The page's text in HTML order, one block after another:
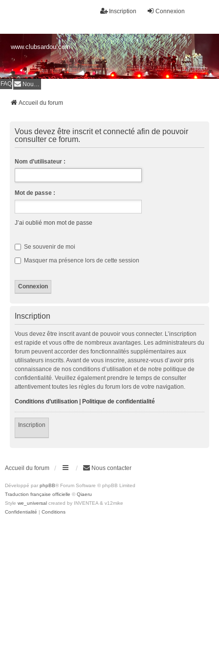
Connexion
Inscription
www.clubsardou.com
FAQ Nous contacter
Accueil du forum
Vous devez être inscrit et connecté afin de pouvoir
consulter ce forum.
Nom d’utilisateur :
Mot de passe :
J’ai oublié mon mot de passe
Se souvenir de moi
Masquer ma présence lors de cette session
Inscription
Vous devez être inscrit avant de pouvoir vous connecter. L’inscription
est rapide et vous offre de nombreux avantages. Les administrateurs du
forum peuvent accorder des fonctionnalités supplémentaires aux
utilisateurs inscrits. Avant de vous inscrire, assurez-vous d’avoir pris
connaissance de nos conditions d’utilisation et de notre politique de
confidentialité. Veuillez également prendre le temps de consulter
attentivement toutes les règles du forum lors de votre navigation.
Conditions d’utilisation | Politique de confidentialité
Inscription
Accueil du forum Nous contacter
Développé par phpBB® Forum Software © phpBB Limited
Traduction française officielle © Qiaeru
Style we_universal created by INVENTEA & v12mike
Confidentialité | Conditions